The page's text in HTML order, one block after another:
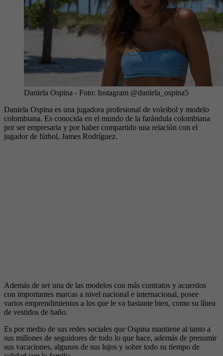
Daniela Ospina - Foto: Instagram @daniela_ospina5
Daniela Ospina es una jugadora profesional de voleibol y modelo
colombiana. Es conocida en el mundo de la farándula colombiana
por ser empresaria y por haber compartido una relación con el
jugador de fútbol, James Rodríguez.
Además de ser una de las modelos con más contratos y acuerdos
con importantes marcas a nivel nacional e internacional, posee
varios emprendimientos a los que le va bastante bien, como su línea
de vestidos de baño.
Es por medio de sus redes sociales que Ospina mantiene al tanto a
sus millones de seguidores de todo lo que hace, además de presumir
sus vacaciones, algunos de sus lujos y sobre todo su tiempo de